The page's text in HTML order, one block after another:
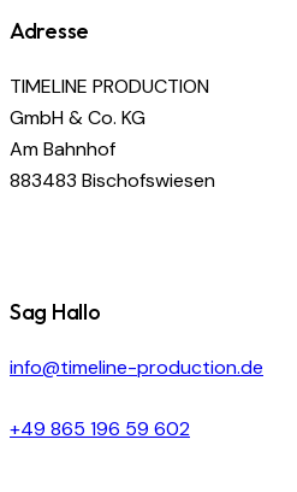
Adresse
TIMELINE PRODUCTION
GmbH & Co. KG
Am Bahnhof
883483 Bischofswiesen
Sag Hallo
info@timeline-production.de
+49 865 196 59 602